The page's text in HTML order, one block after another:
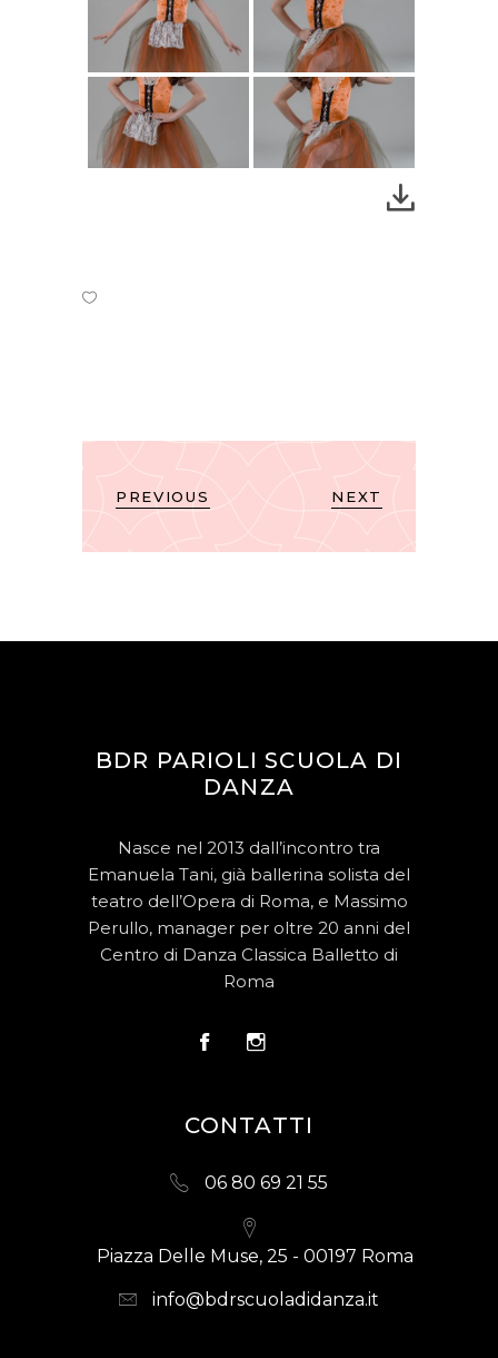
PREVIOUS NEXT
BDR PARIOLI SCUOLA DI
DANZA
Nasce nel 2013 dall’incontro tra
Emanuela Tani, già ballerina solista del
teatro dell’Opera di Roma, e Massimo
Perullo, manager per oltre 20 anni del
Centro di Danza Classica Balletto di
Roma
CONTATTI
06 80 69 21 55
Piazza Delle Muse, 25 - 00197 Roma
info@bdrscuoladidanza.it